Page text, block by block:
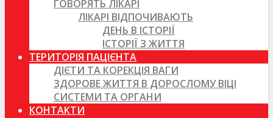
ГОВОРЯТЬ ЛІКАРІ
ЛІКАРІ ВІДПОЧИВАЮТЬ
ДЕНЬ В ІСТОРІЇ
ІСТОРІЇ З ЖИТТЯ
ТЕРИТОРІЯ ПАЦІЄНТА
ДІЄТИ ТА КОРЕКЦІЯ ВАГИ
ЗДОРОВЕ ЖИТТЯ В ДОРОСЛОМУ ВІЦІ
СИСТЕМИ ТА ОРГАНИ
КОНТАКТИ